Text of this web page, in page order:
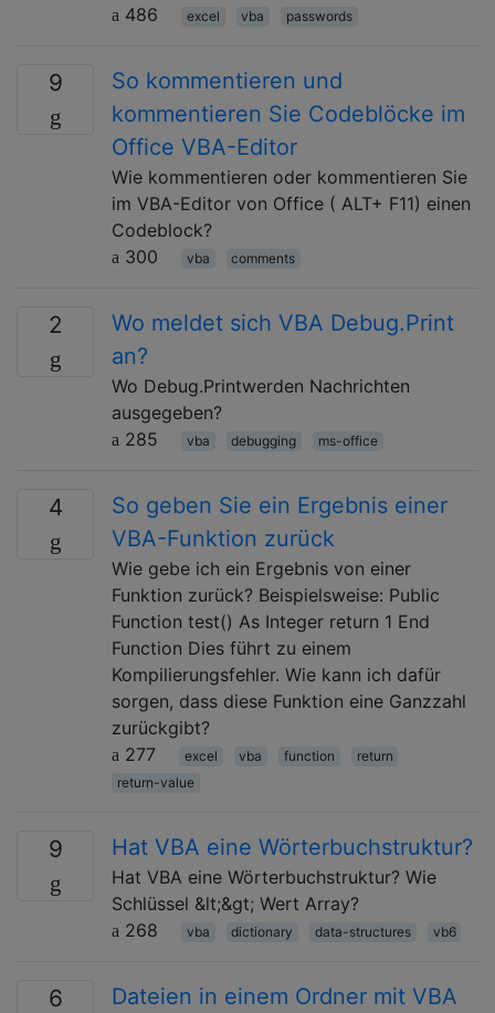
486
excel vba passwords
9
So kommentieren und
kommentieren Sie Codeblöcke im
Office VBA-Editor
Wie kommentieren oder kommentieren Sie
im VBA-Editor von Office ( ALT+ F11) einen
Codeblock?
300
vba comments
2
Wo meldet sich VBA Debug.Print
an?
Wo Debug.Printwerden Nachrichten
ausgegeben?
285
vba debugging ms-office
4
So geben Sie ein Ergebnis einer
VBA-Funktion zurück
Wie gebe ich ein Ergebnis von einer
Funktion zurück? Beispielsweise: Public
Function test() As Integer return 1 End
Function Dies führt zu einem
Kompilierungsfehler. Wie kann ich dafür
sorgen, dass diese Funktion eine Ganzzahl
zurückgibt?
277
excel vba function
return
return-value
9 Hat VBA eine Wörterbuchstruktur?
Hat VBA eine Wörterbuchstruktur? Wie
Schlüssel &lt;&gt; Wert Array?
268
vba dictionary data-structures vb6
6
Dateien in einem Ordner mit VBA